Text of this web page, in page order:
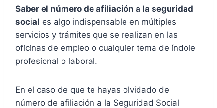
Saber el número de afiliación a la seguridad
social es algo indispensable en múltiples
servicios y trámites que se realizan en las
oficinas de empleo o cualquier tema de índole
profesional o laboral.
En el caso de que te hayas olvidado del
número de afiliación a la Seguridad Social